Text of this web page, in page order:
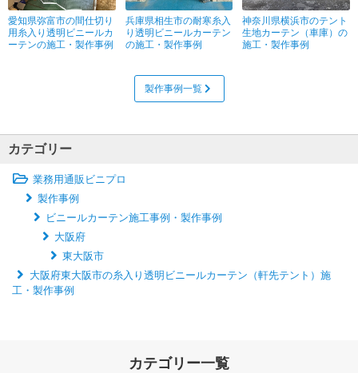
愛知県弥富市の間仕切り
用糸入り透明ビニールカ
ーテンの施工・製作事例
兵庫県相生市の耐寒糸入
り透明ビニールカーテン
の施工・製作事例
神奈川県横浜市のテント
生地カーテン（車庫）の
施工・製作事例
製作事例一覧
カテゴリー
業務用通販ビニプロ
製作事例
ビニールカーテン施工事例・製作事例
大阪府
東大阪市
大阪府東大阪市の糸入り透明ビニールカーテン（軒先テント）施
工・製作事例
カテゴリー一覧